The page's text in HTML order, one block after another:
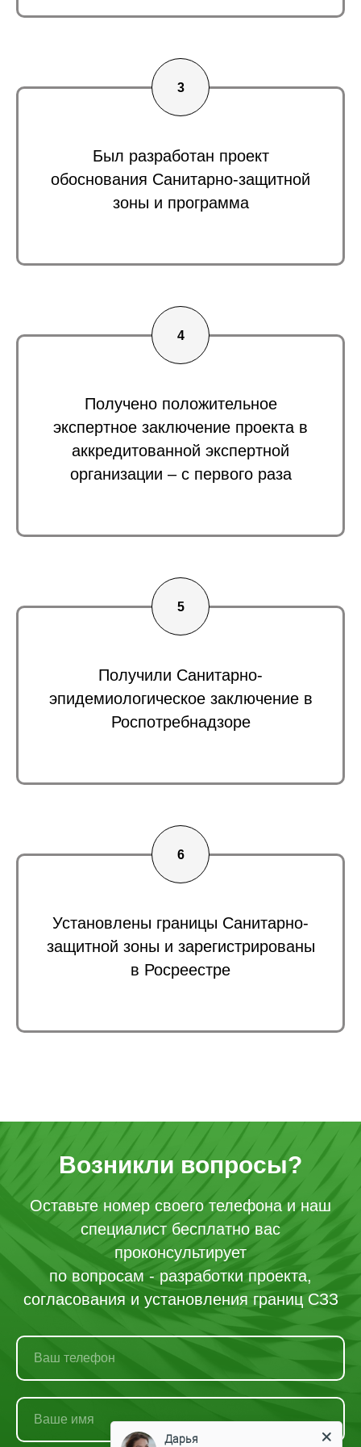
Был разработан проект
обоснования Санитарно-защитной
зоны и программа
Получено положительное
экспертное заключение проекта в
аккредитованной экспертной
организации – с первого раза
Получили Санитарно-
эпидемиологическое заключение в
Роспотребнадзоре
Установлены границы Санитарно-
защитной зоны и зарегистрированы
в Росреестре
Возникли вопросы?
Оставьте номер своего телефона и наш
специалист бесплатно вас
проконсультирует
по вопросам - разработки проекта,
согласования и установления границ СЗЗ
Дарья